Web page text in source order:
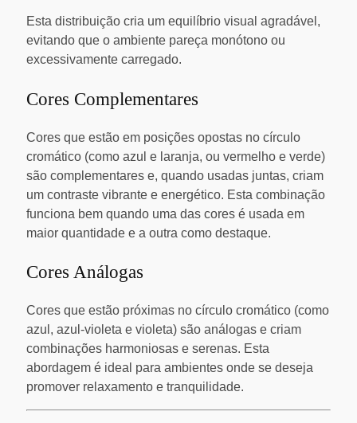
Esta distribuição cria um equilíbrio visual agradável,
evitando que o ambiente pareça monótono ou
excessivamente carregado.
Cores Complementares
Cores que estão em posições opostas no círculo
cromático (como azul e laranja, ou vermelho e verde)
são complementares e, quando usadas juntas, criam
um contraste vibrante e energético. Esta combinação
funciona bem quando uma das cores é usada em
maior quantidade e a outra como destaque.
Cores Análogas
Cores que estão próximas no círculo cromático (como
azul, azul-violeta e violeta) são análogas e criam
combinações harmoniosas e serenas. Esta
abordagem é ideal para ambientes onde se deseja
promover relaxamento e tranquilidade.